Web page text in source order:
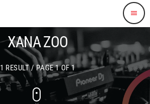
menu
XANA ZOO
1 RESULT / PAGE 1 OF 1